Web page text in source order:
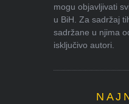
mogu objavljivati
u BiH. Za sadržaj
sadržane u njima
isključivo autori.